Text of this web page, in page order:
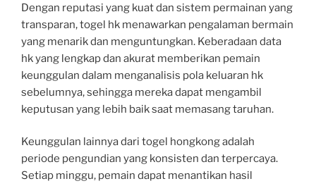
Dengan reputasi yang kuat dan sistem permainan yang
transparan, togel hk menawarkan pengalaman bermain
yang menarik dan menguntungkan. Keberadaan data
hk yang lengkap dan akurat memberikan pemain
keunggulan dalam menganalisis pola keluaran hk
sebelumnya, sehingga mereka dapat mengambil
keputusan yang lebih baik saat memasang taruhan.
Keunggulan lainnya dari togel hongkong adalah
periode pengundian yang konsisten dan terpercaya.
Setiap minggu, pemain dapat menantikan hasil